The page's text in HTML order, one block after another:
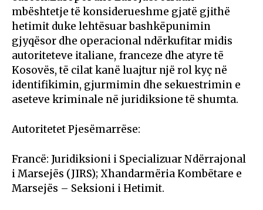
mbështetje të konsiderueshme gjatë gjithë
hetimit duke lehtësuar bashkëpunimin
gjyqësor dhe operacional ndërkufitar midis
autoriteteve italiane, franceze dhe atyre të
Kosovës, të cilat kanë luajtur një rol kyç në
identifikimin, gjurmimin dhe sekuestrimin e
aseteve kriminale në juridiksione të shumta.
Autoritetet Pjesëmarrëse:
Francë: Juridiksioni i Specializuar Ndërrajonal
i Marsejës (JIRS); Xhandarmëria Kombëtare e
Marsejës – Seksioni i Hetimit.